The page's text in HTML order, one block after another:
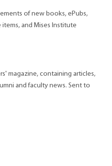
of new books, ePubs,
and Mises Institute
magazine, containing articles,
and faculty news. Sent to